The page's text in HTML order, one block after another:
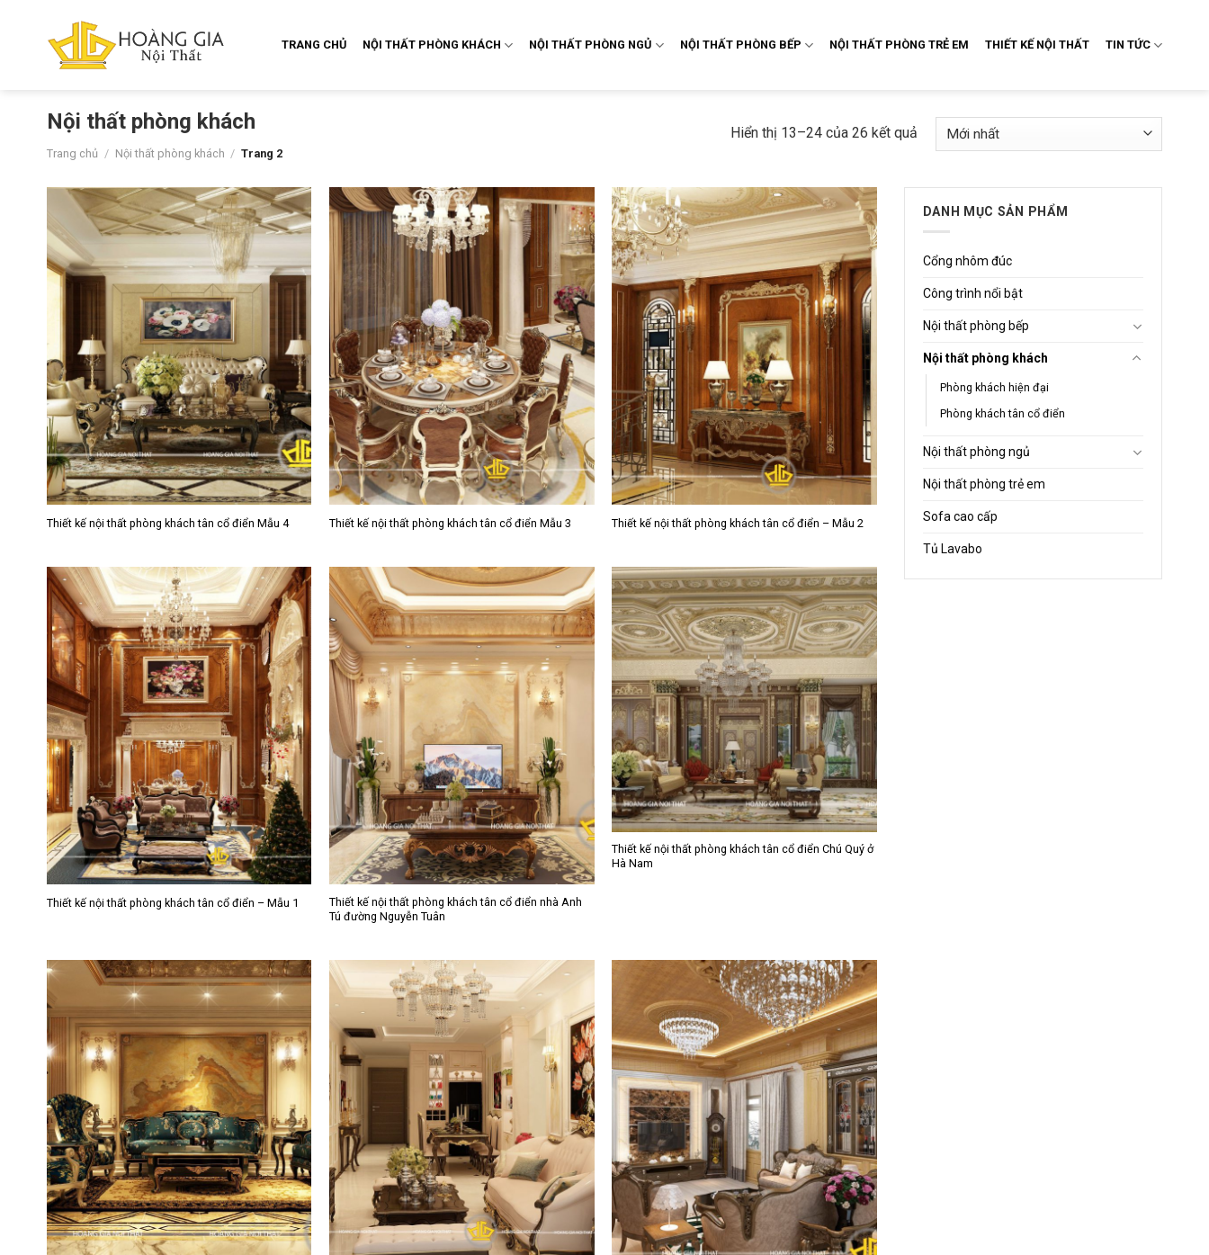
TRANG CHỦ NỘI THẤT PHÒNG KHÁCH NỘI THẤT PHÒNG NGỦ NỘI THẤT PHÒNG BẾP NỘI THẤT PHÒNG TRẺ EM THIẾT KẾ NỘI THẤT TIN TỨC
Nội thất phòng khách
Trang chủ / Nội thất phòng khách / Trang 2
Hiển thị 13–24 của 26 kết quả
Thiết kế nội thất phòng khách tân cổ điển Mẫu 4 Thiết kế nội thất phòng khách tân cổ điển Mẫu 3 Thiết kế nội thất phòng khách tân cổ điển – Mẫu 2
Thiết kế nội thất phòng khách tân cổ điển – Mẫu 1
Thiết kế nội thất phòng khách tân cổ điển nhà Anh
Tú đường Nguyễn Tuân
Thiết kế nội thất phòng khách tân cổ điển Chú Quý ở
Hà Nam
DANH MỤC SẢN PHẨM
Cổng nhôm đúc
Công trình nổi bật
Nội thất phòng bếp
Nội thất phòng khách
Phòng khách hiện đại
Phòng khách tân cổ điển
Nội thất phòng ngủ
Nội thất phòng trẻ em
Sofa cao cấp
Tủ Lavabo